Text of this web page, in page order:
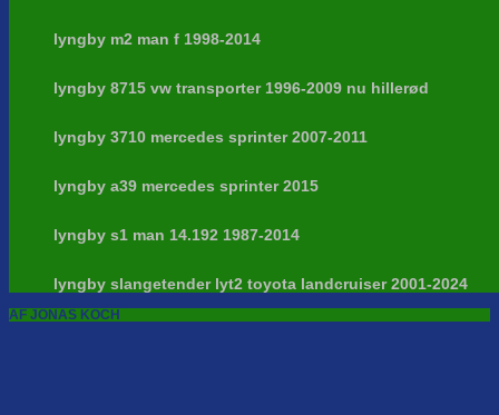
lyngby m2 man f 1998-2014
lyngby 8715 vw transporter 1996-2009 nu hillerød
lyngby 3710 mercedes sprinter 2007-2011
lyngby a39 mercedes sprinter 2015
lyngby s1 man 14.192 1987-2014
lyngby slangetender lyt2 toyota landcruiser 2001-2024
AF JONAS KOCH